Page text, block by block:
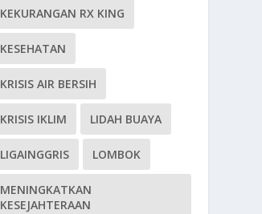
KEKURANGAN RX KING
KESEHATAN
KRISIS AIR BERSIH
KRISIS IKLIM LIDAH BUAYA
LIGAINGGRIS LOMBOK
MENINGKATKAN
KESEJAHTERAAN